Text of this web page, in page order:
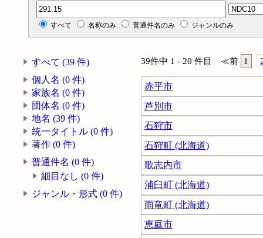
分類記号検索
すべて 名称のみ 普通件名のみ ジャンルのみ
すべて (39 件)
個人名 (0 件)
家族名 (0 件)
団体名 (0 件)
地名 (39 件)
統一タイトル (0 件)
著作 (0 件)
普通件名 (0 件)
細目なし (0 件)
ジャンル・形式 (0 件)
39件中 1 - 20 件目 ≪前 1
赤平市
芦別市
石狩市
石狩町 (北海道)
歌志内市
浦臼町 (北海道)
雨竜町 (北海道)
恵庭市